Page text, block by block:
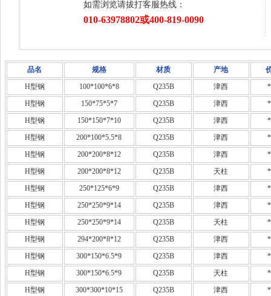
品名 规格 材质 产地
H型钢
100*100*6*8 Q235B 津西
H型钢
150*75*5*7 Q235B 津西
H型钢
150*150*7*10 Q235B 津西
H型钢
200*100*5.5*8 Q235B 津西
H型钢
200*200*8*12 Q235B 津西
H型钢
200*200*8*12 Q235B 天柱
H型钢
250*125*6*9 Q235B 津西
H型钢
250*250*9*14 Q235B 津西
H型钢
250*250*9*14 Q235B 天柱
H型钢
294*200*8*12 Q235B 津西
H型钢
300*150*6.5*9 Q235B 津西
H型钢
300*150*6.5*9 Q235B 天柱
H型钢
300*300*10*15 Q235B 津西